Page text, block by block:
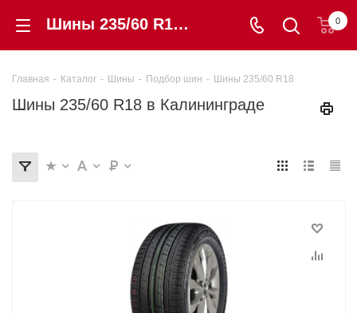
Шины 235/60 R18 купить в этом размере в Калининграде от 6 440 ₽. Гарантия, цены, отзывы | «Шинторг» 0
Главная - Каталог - Шины - Подбор шин - Шины 235/60 R18
Шины 235/60 R18 в Калининграде